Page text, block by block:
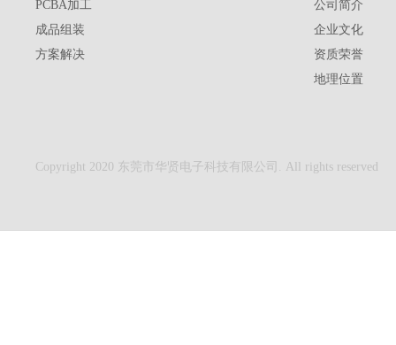
PCBA加工
成品组装
方案解决
公司简介
企业文化
资质荣誉
地理位置
Copyright 2020 东莞市华贤电子科技有限公司. All rights reserved